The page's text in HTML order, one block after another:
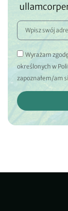
Wyrażam
określonych w
zapoznałem/am